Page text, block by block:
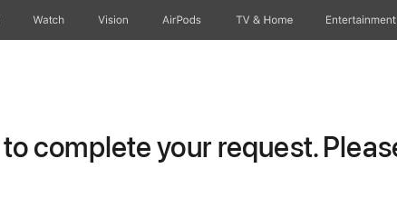
Watch Vision AirPods TV & Home Entertainment
complete your request.